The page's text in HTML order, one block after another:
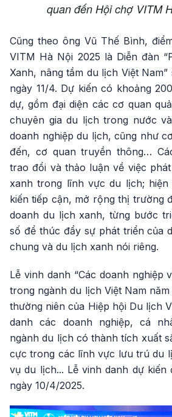
quan đến Hội chợ VITM
Cũng theo ông Vũ Thế Bình,
VITM Hà Nội 2025 là Diễn đàn
Xanh, nâng tầm du lịch Việt
ngày 11/4. Dự kiến có khoảng
dự, gồm đại diện các cơ quan
chuyên gia du lịch trong nước
doanh nghiệp du lịch, cũng như
đến, cơ quan truyền thông…
trao đổi và thảo luận về việc
xanh trong lĩnh vực du lịch;
kiến tiếp cận, mở rộng thị trường
doanh du lịch xanh, từng bước
số để thúc đẩy sự phát triển của
chung và du lịch xanh nói riêng.
Lễ vinh danh “Các doanh nghiệp
trong ngành du lịch Việt Nam
thường niên của Hiệp hội Du lịch
danh các doanh nghiệp, cá
ngành du lịch có thành tích xuất
cực trong các lĩnh vực lưu trú du
vụ du lịch... Lễ vinh danh dự
ngày 10/4/2025.